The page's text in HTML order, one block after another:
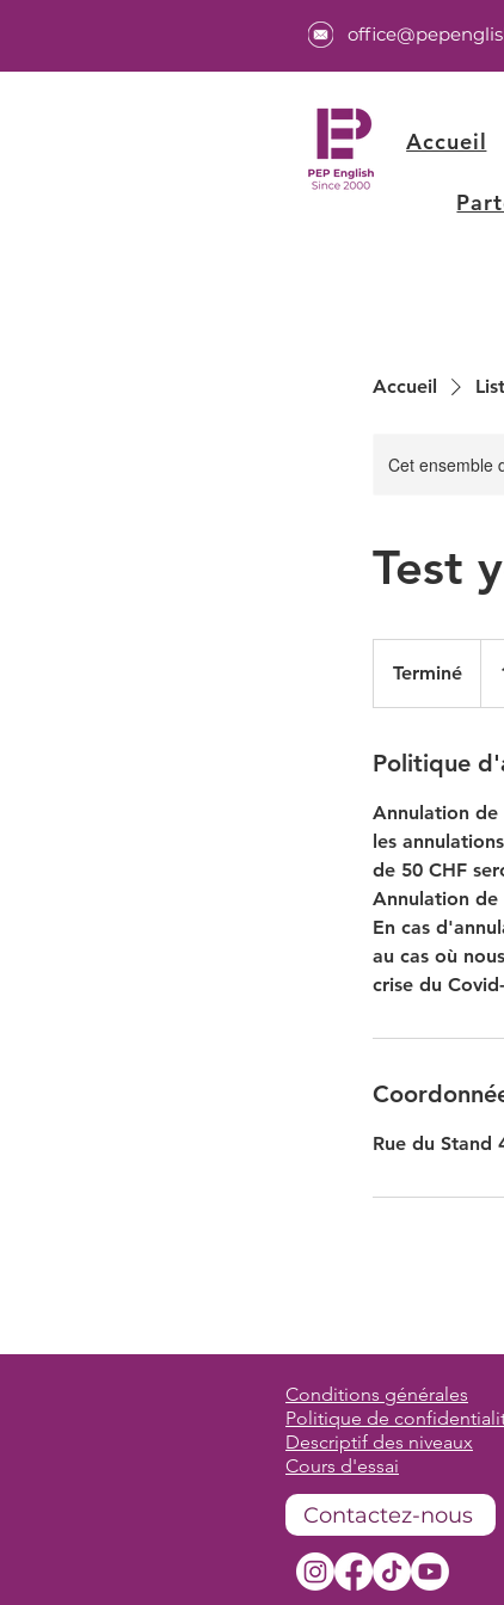
Accueil
Accueil
Cet ensemble
Test
Terminé
e
m
n
é
Politique
Annulation
les
de 50 CHF
Annulation
En cas
au cas où
crise du
Rue du Stand
Conditions générales
Politique de
Descriptif des niveaux
Cours d'essai
Contactez-nous